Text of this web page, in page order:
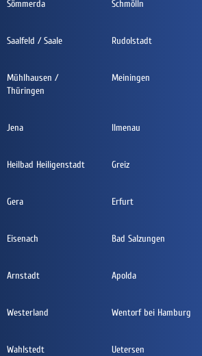
Sömmerda Schmölln
Saalfeld / Saale Rudolstadt
Mühlhausen /
Thüringen
Meiningen
Jena Ilmenau
Heilbad Heiligenstadt Greiz
Gera Erfurt
Eisenach Bad Salzungen
Arnstadt Apolda
Westerland Wentorf bei Hamburg
Wahlstedt Uetersen